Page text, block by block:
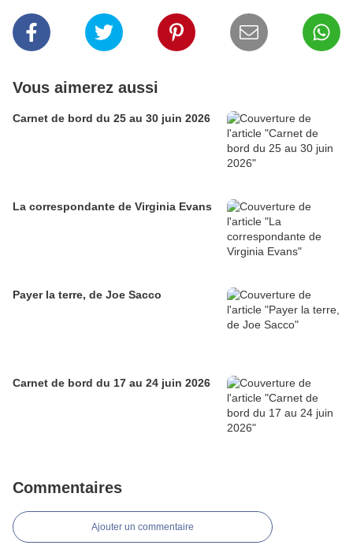
Vous aimerez aussi
Carnet de bord du 25 au 30 juin 2026
La correspondante de Virginia Evans
Payer la terre, de Joe Sacco
Carnet de bord du 17 au 24 juin 2026
Commentaires
Ajouter un commentaire